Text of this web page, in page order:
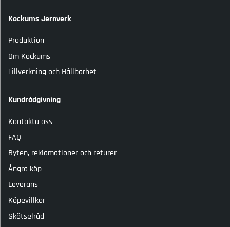
Kockums Jernverk
Produktion
Om Kockums
Tillverkning och Hållbarhet
Kundrådgivning
Kontakta oss
FAQ
Byten, reklamationer och returer
Ångra köp
Leverans
Köpevillkor
Skötselråd